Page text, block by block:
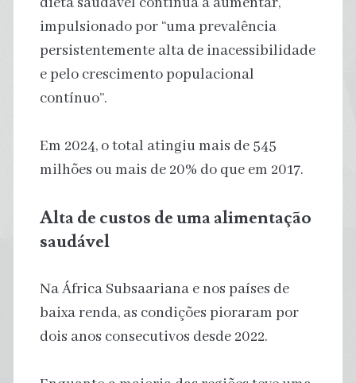
impulsionado por “uma prevalência
persistentemente alta de inacessibilidade
e pelo crescimento populacional
contínuo”.
Em 2024, o total atingiu mais de 545
milhões ou mais de 20% do que em 2017.
Alta de custos de uma alimentação
saudável
Na África Subsaariana e nos países de
baixa renda, as condições pioraram por
dois anos consecutivos desde 2022.